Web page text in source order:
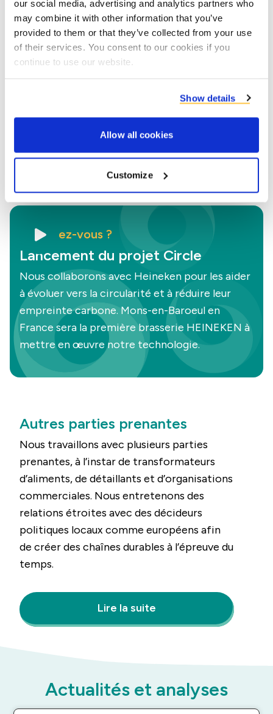
our social media, advertising and analytics partners who
may combine it with other information that you’ve
provided to them or that they’ve collected from your use
of their services. You consent to our cookies if you
continue to use our website.
Show details
Allow all cookies
Customize
dans les industries de l’alimentation, des
boissons et des biocarburants à travers
l’Europe. Nous nous adressons aux
entreprises des secteurs de l’amidon, des
de la transformation des pommes de terre,
Co-product partners
Le saviez-vous ?
Lancement du projet Circle
Nous collaborons avec Heineken pour les aider
à évoluer vers la circularité et à réduire leur
empreinte carbone. Mons-en-Baroeul en
France sera la première brasserie HEINEKEN à
mettre en œuvre notre technologie.
Autres parties prenantes
Nous travaillons avec plusieurs parties
prenantes, à l’instar de transformateurs
d’aliments, de détaillants et d’organisations
commerciales. Nous entretenons des
relations étroites avec des décideurs
politiques locaux comme européens afin
de créer des chaînes durables à l’épreuve du
temps.
Lire la suite
Actualités et analyses